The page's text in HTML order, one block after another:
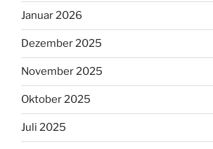
Januar 2026
Dezember 2025
November 2025
Oktober 2025
Juli 2025